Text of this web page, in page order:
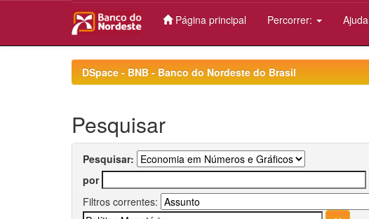
Página principal Percorrer: Ajuda
DSpace - BNB - Banco do Nordeste do Brasil
Pesquisar
Pesquisar:
por
Filtros correntes: